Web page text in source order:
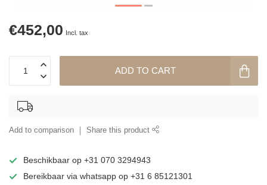
€452,00 Incl. tax
ADD TO CART
Add to comparison Share this product
Beschikbaar op +31 070 3294943
Bereikbaar via whatsapp op +31 6 85121301